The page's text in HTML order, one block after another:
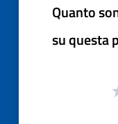
Quanto
su questa